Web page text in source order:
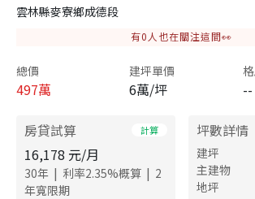
雲林縣麥寮鄉成德段
有0 人也在關注這間👀
總價
497萬
建坪單價
6萬/坪 --
房貸試算 計算
16,178 元/月
30年 | 利率2.35%概算 | 2
年寬限期
坪數詳情
建坪
主建物
地坪